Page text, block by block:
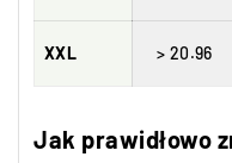
XXL > 20.96
Jak prawidłowo